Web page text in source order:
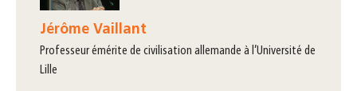
Jérôme Vaillant
professeur émérite de civilisation allemande à l’Université de
Lille